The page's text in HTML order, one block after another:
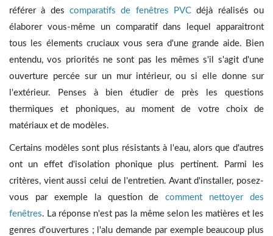
référer à des comparatifs de fenêtres PVC déjà réalisés ou
élaborer vous-même un comparatif dans lequel apparaitront
tous les élements cruciaux vous sera d'une grande aide. Bien
entendu, vos priorités ne sont pas les mêmes s'il s'agit d'une
ouverture percée sur un mur intérieur, ou si elle donne sur
l'extérieur. Penses à bien étudier de près les questions
thermiques et phoniques, au moment de votre choix de
matériaux et de modèles.
Certains modèles sont plus résistants à l'eau, alors que d'autres
ont un effet d'isolation phonique plus pertinent. Parmi les
critères, vient aussi celui de l'entretien. Avant d'installer, posez-
vous par exemple la question decomment nettoyer des
fenêtres. La réponse n'est pas la même selon les matières et les
genres d'ouvertures ; l'alu demande par exemple beaucoup plus